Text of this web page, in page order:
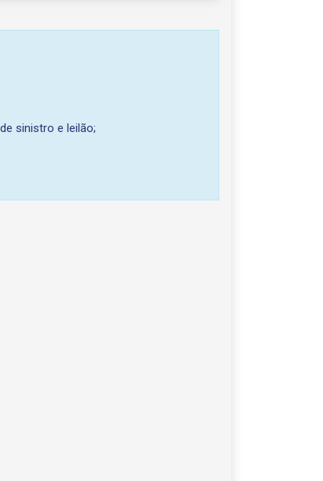
sinistro e leilão;